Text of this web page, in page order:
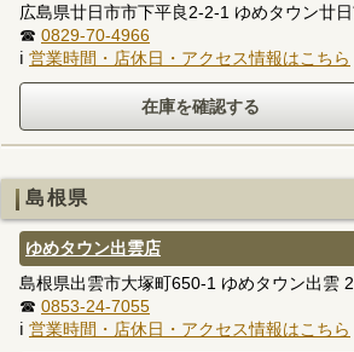
広島県廿日市市下平良2-2-1 ゆめタウン廿
☎ 0829-70-4966
ℹ 営業時間・店休日・アクセス情報はこちら
島根県
ゆめタウン出雲店
島根県出雲市大塚町650-1 ゆめタウン出雲
☎ 0853-24-7055
ℹ 営業時間・店休日・アクセス情報はこちら